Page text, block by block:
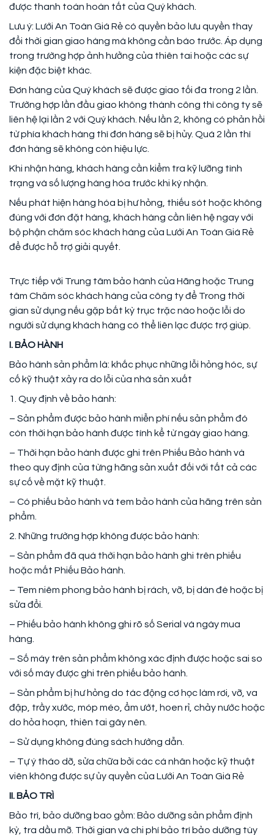
được thanh toán hoàn tất của Quý khách.
Lưu ý: Lưới An Toàn Giá Rẻ có quyền bảo lưu quyền thay
đổi thời gian giao hàng mà không cần báo trước. Áp dụng
trong trường hợp ảnh hưởng của thiên tai hoặc các sự
kiện đặc biệt khác.
Đơn hàng của Quý khách sẽ được giao tối đa trong 2 lần.
Trường hợp lần đầu giao không thành công thì công ty sẽ
liên hệ lại lần 2 với Quý khách. Nếu lần 2, không có phản hồi
từ phía khách hàng thì đơn hàng sẽ bị hủy. Quá 2 lần thì
đơn hàng sẽ không còn hiệu lực.
Khi nhận hàng, khách hàng cần kiểm tra kỹ lưỡng tình
trạng và số lượng hàng hóa trước khi ký nhận.
Nếu phát hiện hàng hóa bị hư hỏng, thiếu sót hoặc không
đúng với đơn đặt hàng, khách hàng cần liên hệ ngay với
bộ phận chăm sóc khách hàng của Lưới An Toàn Giá Rẻ
để được hỗ trợ giải quyết.
Trực tiếp với Trung tâm bảo hành của Hãng hoặc Trung
tâm Chăm sóc khách hàng của công ty để Trong thời
gian sử dụng nếu gặp bất kỳ trục trặc nào hoặc lỗi do
người sử dụng khách hàng có thể liên lạc được trợ giúp.
I. BẢO HÀNH
Bảo hành sản phẩm là: khắc phục những lỗi hỏng hóc, sự
cố kỹ thuật xảy ra do lỗi của nhà sản xuất
1. Quy định về bảo hành:
– Sản phẩm được bảo hành miễn phí nếu sản phẩm đó
còn thời hạn bảo hành được tính kể từ ngày giao hàng.
– Thời hạn bảo hành được ghi trên Phiếu Bảo hành và
theo quy định của từng hãng sản xuất đối với tất cả các
sự cố về mặt kỹ thuật.
– Có phiếu bảo hành và tem bảo hành của hãng trên sản
phẩm.
2. Những trường hợp không được bảo hành:
– Sản phẩm đã quá thời hạn bảo hành ghi trên phiếu
hoặc mất Phiếu Bảo hành.
– Tem niêm phong bảo hành bị rách, vỡ, bị dán đè hoặc bị
sửa đổi.
– Phiếu bảo hành không ghi rõ số Serial và ngày mua
hàng.
– Số máy trên sản phẩm không xác định được hoặc sai so
với số máy được ghi trên phiếu bảo hành.
– Sản phẩm bị hư hỏng do tác động cơ học làm rơi, vỡ, va
đập, trầy xước, móp méo, ẩm ướt, hoen rỉ, chảy nước hoặc
do hỏa hoạn, thiên tai gây nên.
– Sử dụng không đúng sách hướng dẫn.
– Tự ý tháo dỡ, sửa chữa bởi các cá nhân hoặc kỹ thuật
viên không được sự ủy quyền của Lưới An Toàn Giá Rẻ
II. BẢO TRÌ
Bảo trì, bảo dưỡng bao gồm: Bảo dưỡng sản phẩm định
kỳ, tra dầu mỡ. Thời gian và chi phí bảo trì bảo dưỡng tùy